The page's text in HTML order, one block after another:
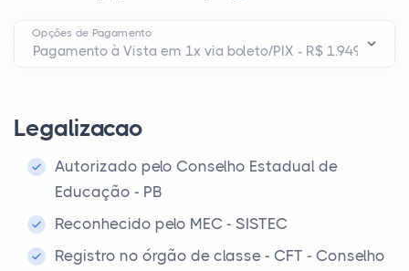
Opções de Pagamento
Legalizacao
Autorizado pelo Conselho Estadual de
Educação - PB
Reconhecido pelo MEC - SISTEC
Registro no órgão de classe - CFT - Conselho